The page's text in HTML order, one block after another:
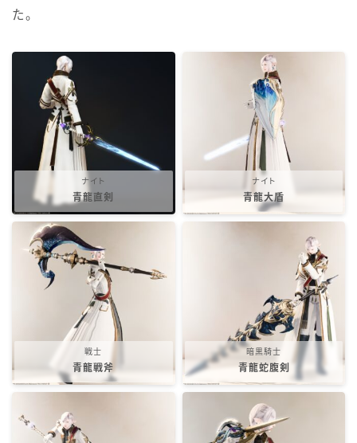
ネイル
ノースリーブ
半袖
五分袖
七分袖
八分袖
東方風デザイン
イシュガルド風デザイン
た。
ナイト
青龍直剣
ナイト
青龍大盾
戦士
青龍戦斧
暗黒騎士
青龍蛇腹剣